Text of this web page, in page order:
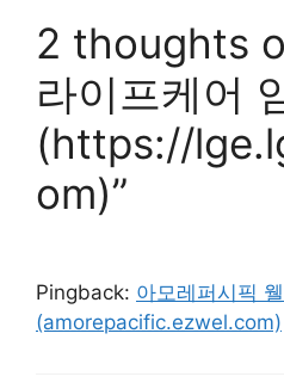
2 thoughts
라이프케어
(https://
om)”
Pingback: 아모레퍼시픽
(amorepacific.ezwel.com)